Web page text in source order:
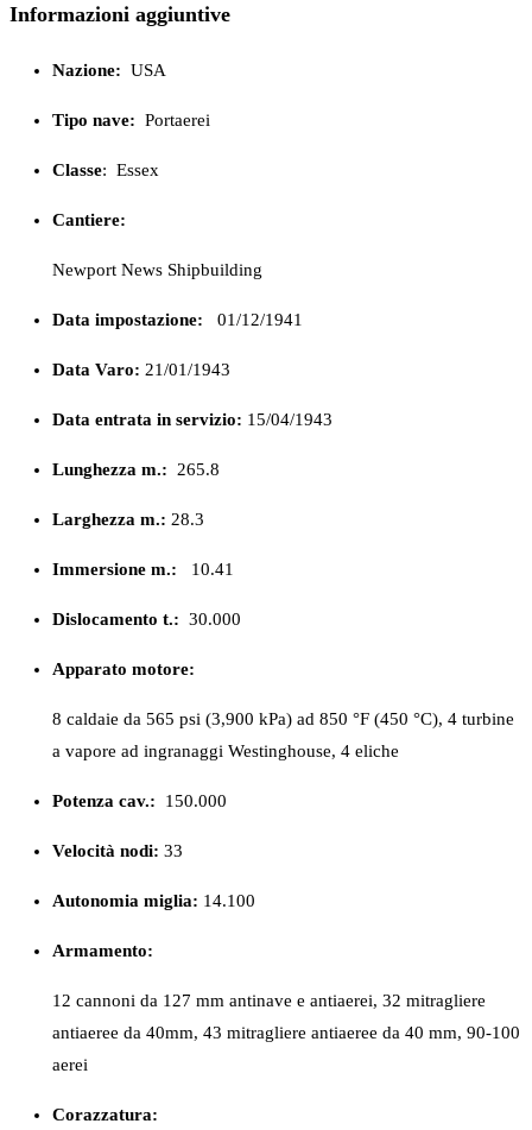
Informazioni aggiuntive
Nazione: USA
Tipo nave: Portaerei
Classe: Essex
Cantiere:
Newport News Shipbuilding
Data impostazione: 01/12/1941
Data Varo: 21/01/1943
Data entrata in servizio: 15/04/1943
Lunghezza m.: 265.8
Larghezza m.: 28.3
Immersione m.: 10.41
Dislocamento t.: 30.000
Apparato motore:
8 caldaie da 565 psi (3,900 kPa) ad 850 °F (450 °C), 4 turbine
a vapore ad ingranaggi Westinghouse, 4 eliche
Potenza cav.: 150.000
Velocità nodi: 33
Autonomia miglia: 14.100
Armamento:
12 cannoni da 127 mm antinave e antiaerei, 32 mitragliere
antiaeree da 40mm, 43 mitragliere antiaeree da 40 mm, 90-100
aerei
Corazzatura: